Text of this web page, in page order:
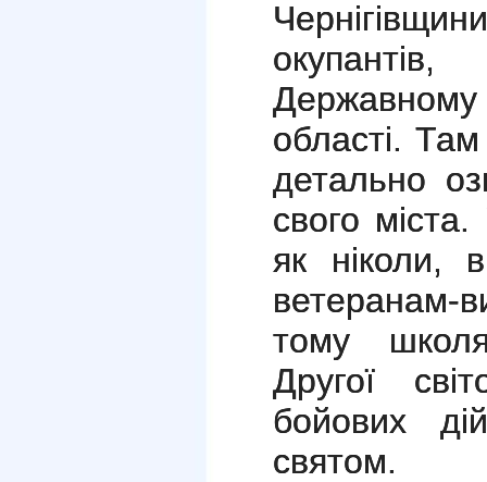
Державному
області.
детально
свого
як ніколи,
тому
Другої
бойових
святом.